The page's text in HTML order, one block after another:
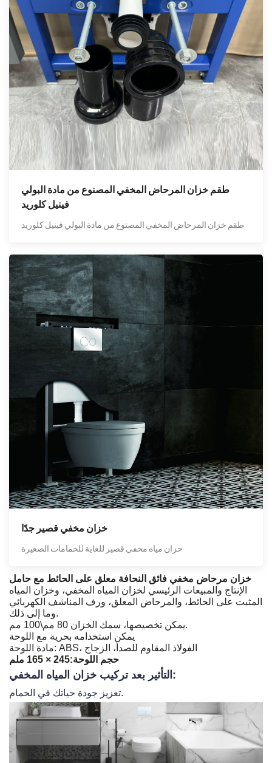
طقم خزان المرحاض المخفي المصنوع من مادة البولي
فينيل كلوريد
طقم خزان المرحاض المخفي المصنوع من مادة البولي فينيل كلوريد
خزان مخفي قصير جدًا
خزان مياه مخفي قصير للغاية للحمامات الصغيرة
خزان مرحاض مخفي فائق النحافة معلق على الحائط مع حامل
الإنتاج والمبيعات الرئيسي لخزان المياه المخفي، وخزان المياه
المثبت على الحائط، والمرحاض المعلق، ورف المناشف الكهربائي
وما إلى ذلك.
يمكن تخصيصها، سمك الخزان 80 مم\100 مم.
يمكن استخدامه بحرية مع اللوحة
مادة اللوحة: ABS، الفولاذ المقاوم للصدأ، الزجاج
حجم اللوحة:245 × 165 ملم
التأثير بعد تركيب خزان المياه المخفي:
تعزيز جودة حياتك في الحمام.